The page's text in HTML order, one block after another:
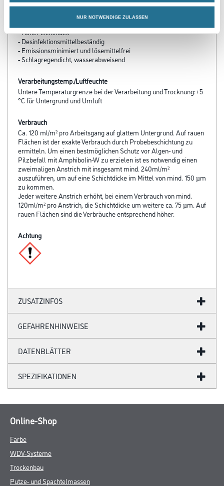
NUR NOTWENDIGE ZULASSEN
- Hoher Lichtindex
- Desinfektionsmittelbeständig
- Emissionsminimiert und lösemittelfrei
- Schlagregendicht, wasserabweisend
Verarbeitungstemp./Luftfeuchte
Untere Temperaturgrenze bei der Verarbeitung und Trocknung:+5
°C für Untergrund und Umluft
Verbrauch
Ca. 120 ml/m² pro Arbeitsgang auf glattem Untergrund. Auf rauen
Flächen ist der exakte Verbrauch durch Probebeschichtung zu
ermitteln. Um einen bestmöglichen Schutz vor Algen- und
Pilzbefall mit Amphibolin-W zu erzielen ist es notwendig einen
zweimaligen Anstrich mit insgesamt mind. 240ml/m²
auszuführen, um auf eine Schichtdicke im Mittel von mind. 150 µm
zu kommen.
Jeder weitere Anstrich erhöht, bei einem Verbrauch von mind.
120ml/m² pro Anstrich, die Schichtdicke um weitere ca. 75 µm. Auf
rauen Flächen sind die Verbräuche entsprechend höher.
Achtung
ZUSATZINFOS
GEFAHRENHINWEISE
DATENBLÄTTER
SPEZIFIKATIONEN
Online-Shop
Farbe
WDV-Systeme
Trockenbau
Putze- und Spachtelmassen